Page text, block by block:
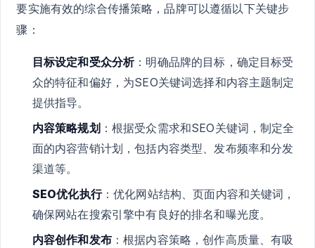
要实施有效的综合传播策略，品牌可以遵循以下关键步
骤：
目标设定和受众分析：明确品牌的目标，确定目标受
众的特征和偏好，为SEO关键词选择和内容主题制定
提供指导。
内容策略规划：根据受众需求和SEO关键词，制定全
面的内容营销计划，包括内容类型、发布频率和分发
渠道等。
SEO优化执行：优化网站结构、页面内容和关键词，
确保网站在搜索引擎中有良好的排名和曝光度。
内容创作和发布：根据内容策略，创作高质量、有吸